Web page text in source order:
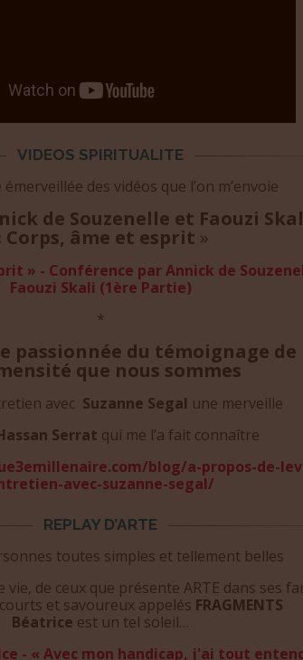
VIDEOS SPIRITUALITE
émerveillée des vidéos que l’on m’envoie
de Souzenelle et Faouzi
Corps, âme et esprit »
» - Conférence par Annick de
Faouzi Skali (1ère Partie)
*
passionnée du témoignage de
que nous sommes
avec Suzanne Segal une merveille
Serrat qui me l’a fait connaître
blog/a-propos-de-
avec-suzanne-segal/
REPLAY D’ARTE
toutes simples et tellement belles
de ceux que présente ARTE dans ses
et savoureux appelés FRAGMENTS
Béatrice est un tel soleil…
- « Avec mon handicap, j'ai tout